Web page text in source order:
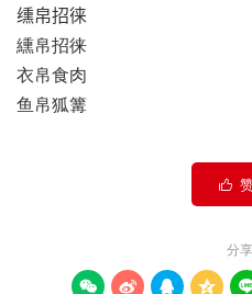
𫄸帛招徕
纁帛招徕
衣帛食肉
鱼帛狐篝

分
   